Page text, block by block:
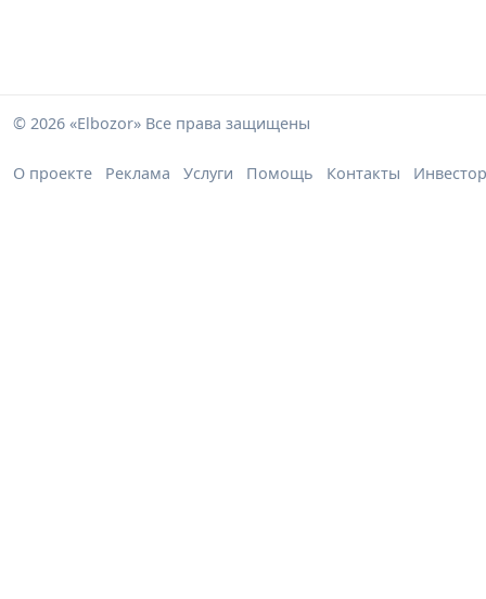
© 2026 «Elbozor» Все права защищены
О проекте Реклама Услуги Помощь Контакты